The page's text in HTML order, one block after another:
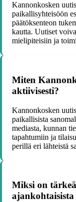
Kannonkosken
paikallisyhteisöön
päätöksenteon
kautta. Uutiset
mielipiteisiin ja
Miten
aktiivisesti?
Kannonkosken
paikallisista
mediasta, kunnan
tapahtumiin ja
perillä eri lähteistä
Miksi on